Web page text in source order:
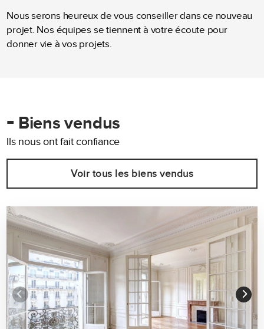
Nous serons heureux de vous conseiller dans ce nouveau
projet. Nos équipes se tiennent à votre écoute pour
donner vie à vos projets.
- Biens vendus
Ils nous ont fait confiance
Voir tous les biens vendus